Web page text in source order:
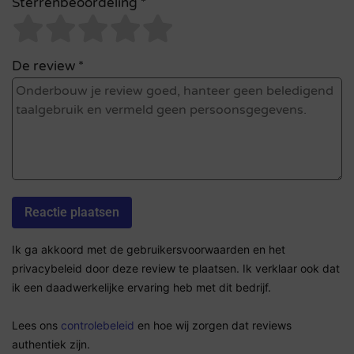
De review *
Ik ga akkoord met de gebruikersvoorwaarden en het
privacybeleid door deze review te plaatsen. Ik verklaar ook dat
ik een daadwerkelijke ervaring heb met dit bedrijf.
Lees ons controlebeleid en hoe wij zorgen dat reviews
authentiek zijn.